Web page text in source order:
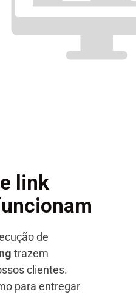
link
de
trazem
clientes.
para entregar